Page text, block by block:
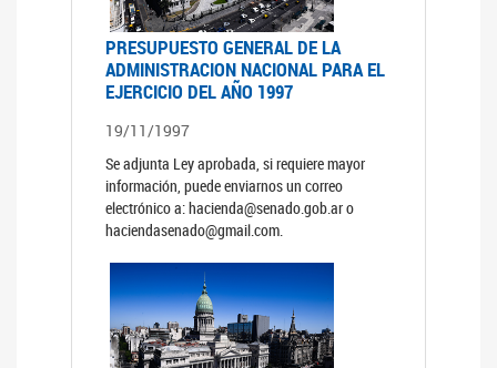
PRESUPUESTO GENERAL DE LA
ADMINISTRACION NACIONAL PARA EL
EJERCICIO DEL AÑO 1997
19/11/1997
Se adjunta Ley aprobada, si requiere mayor
información, puede enviarnos un correo
electrónico a: hacienda@senado.gob.ar o
haciendasenado@gmail.com.